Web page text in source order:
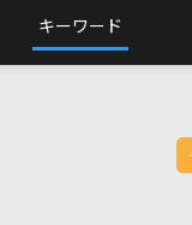
キーワード